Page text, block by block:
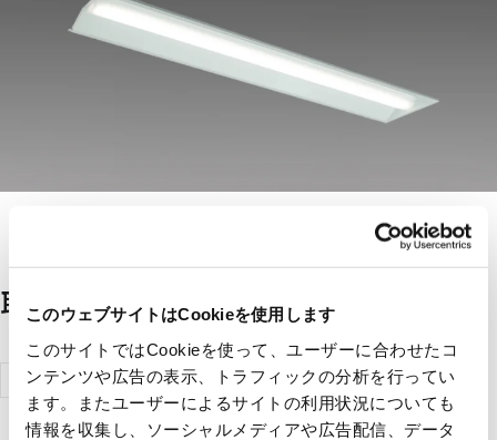
このウェブサイトはCookieを使用します
このサイトではCookieを使って、ユーザーに合わせたコ
ンテンツや広告の表示、トラフィックの分析を行ってい
ます。またユーザーによるサイトの利用状況についても
情報を収集し、ソーシャルメディアや広告配信、データ
取扱メーカー一覧
三菱電機照
明株式会社